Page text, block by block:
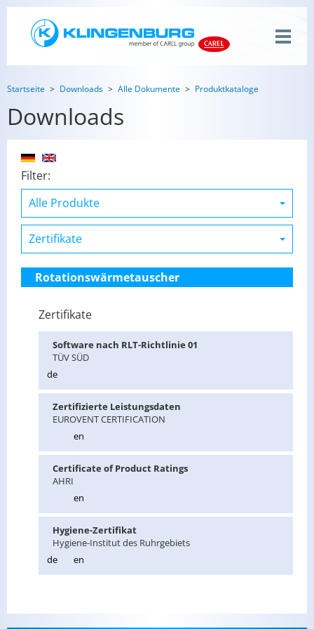
Startseite Downloads Alle Dokumente Produktkataloge
Downloads
Filter:
Rotationswärmetauscher
Zertifikate
Soft­ware nach RLT-Richt­li­nie 01
TÜV SÜD
de
Zer­ti­fi­zier­te Leis­tungs­da­ten
EU­RO­VENT CER­TI­FI­CA­TI­ON
en
Cer­ti­fi­ca­te of Pro­duct Ra­tings
AHRI
en
Hy­gie­ne-Zer­ti­fi­kat
Hy­gie­ne-In­sti­tut des Ruhr­ge­biets
de
en